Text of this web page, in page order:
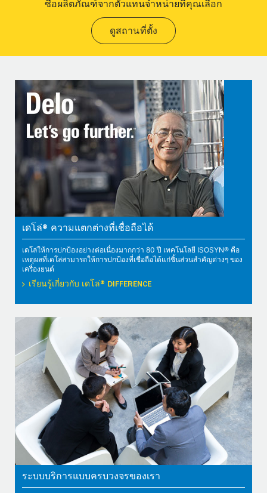
ซื้อผลิตภัณฑ์จากตัวแทนจำหน่ายที่คุณเลือก
ดูสถานที่ตั้ง
เดโล่® ความแตกต่างที่เชื่อถือได้
เดโล่ให้การปกป้องอย่างต่อเนื่องมากกว่า 80 ปี เทคโนโลยี ISOSYN® คือ
เหตุผลที่เดโล่สามารถให้การปกป้องที่เชื่อถือได้แก่ชิ้นส่วนสำคัญต่างๆ ของ
เครื่องยนต์
เรียนรู้เกี่ยวกับ เดโล่® DIFFERENCE
ระบบบริการแบบครบวงจรของเรา